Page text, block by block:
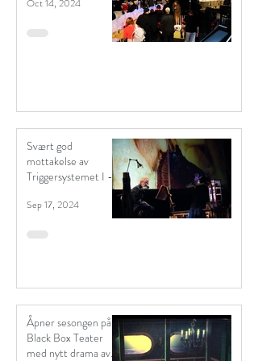
Oct 14, 2024
Svært god
mottakelse av
Triggersystemet I -
Sep 17, 2024
Åpner sesongen på
Black Box Teater
med nytt drama av